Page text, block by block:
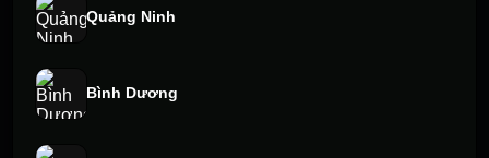
Quảng Ninh
Bình Dương